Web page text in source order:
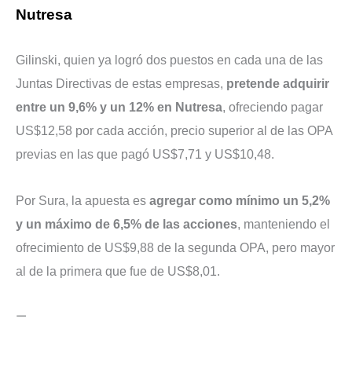
Nutresa
Gilinski, quien ya logró dos puestos en cada una de las
Juntas Directivas de estas empresas, pretende adquirir
entre un 9,6% y un 12% en Nutresa, ofreciendo pagar
US$12,58 por cada acción, precio superior al de las OPA
previas en las que pagó US$7,71 y US$10,48.
Por Sura, la apuesta es agregar como mínimo un 5,2%
y un máximo de 6,5% de las acciones, manteniendo el
ofrecimiento de US$9,88 de la segunda OPA, pero mayor
al de la primera que fue de US$8,01.
—